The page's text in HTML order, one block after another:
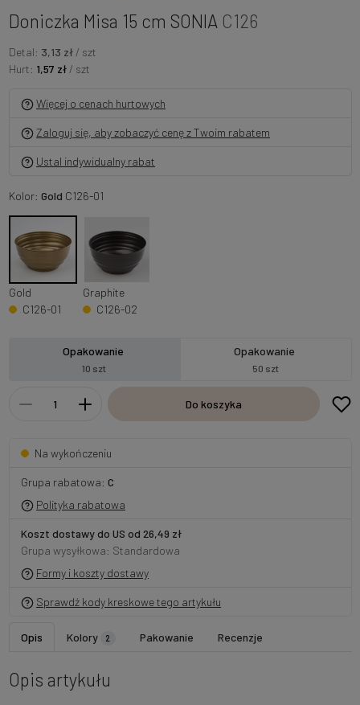
Doniczka Misa 15 cm SONIA C126
Detal: 3,13 zł / szt
Hurt: 1,57 zł / szt
Więcej o cenach hurtowych
Zaloguj się, aby zobaczyć cenę z Twoim rabatem
Ustal indywidualny rabat
Kolor: Gold C126-01
Gold
C126-01
Graphite
C126-02
Opakowanie
10 szt
Opakowanie
50 szt
Do koszyka
Na wykończeniu
Grupa rabatowa: C
Polityka rabatowa
Koszt dostawy do US od 26,49 zł
Grupa wysyłkowa: Standardowa
Formy i koszty dostawy
Sprawdź kody kreskowe tego artykułu
Opis Kolory 2 Pakowanie Recenzje
Opis artykułu